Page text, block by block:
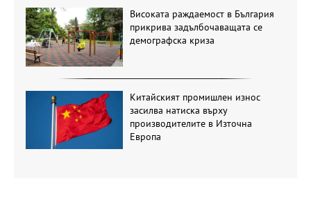
Високата раждаемост в България
прикрива задълбочаващата се
демографска криза
Китайският промишлен износ
засилва натиска върху
производителите в Източна
Европа